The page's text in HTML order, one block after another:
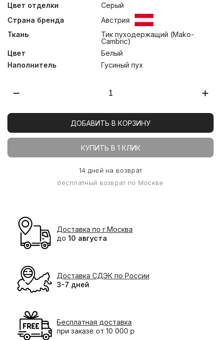
Цвет отделки
Серый
Страна бренда
Австрия
Ткань
Тик пуходержащий (Mako-
Cambric)
Цвет
Белый
Наполнитель
Гусиный пух
ДОБАВИТЬ В КОРЗИНУ
КУПИТЬ В 1 КЛИК
14 дней на возврат
бесплатный возврат по Москве
Доставка по г.Москва
до 10 августа
Доставка СДЭК по России
3-7 дней
Бесплатная доставка
при заказе от 10 000 р